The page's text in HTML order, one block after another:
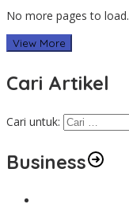
No more pages to load.
View More
Cari Artikel
Cari untuk:
Business